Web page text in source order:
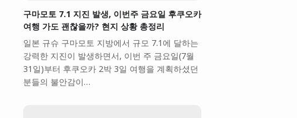
구마모토 7.1 지진 발생, 이번주 금요일 후쿠오카
여행 가도 괜찮을까? 현지 상황 총정리
일본 규슈 구마모토 지방에서 규모 7.1에 달하는
강력한 지진이 발생하면서, 이번 주 금요일(7월
31일)부터 후쿠오카 2박 3일 여행을 계획하셨던
분들의 불안감이…